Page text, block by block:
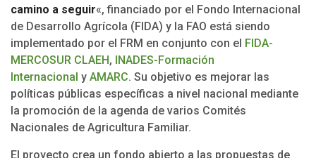
camino a seguir«, financiado por el Fondo Internacional
de Desarrollo Agrícola (FIDA) y la FAO está siendo
implementado por el FRM en conjunto con el FIDA-
MERCOSUR CLAEH, INADES-Formación
Internacional y AMARC. Su objetivo es mejorar las
políticas públicas específicas a nivel nacional mediante
la promoción de la agenda de varios Comités
Nacionales de Agricultura Familiar.
El proyecto crea un fondo abierto a las propuestas de